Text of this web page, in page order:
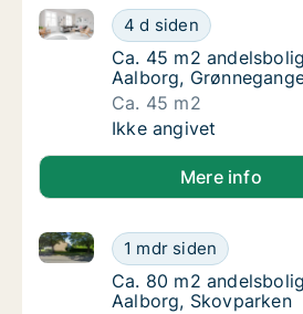
Ca. 45 m2
4 d siden
Ca. 45 m2 andelsbolig til
Ca. 45 m2
Ca. 45 m2
Aalborg,
Ca. 45 m2
Ca. 45 m2
Ikke angivet
Mere info
Ca. 80 m2
1 mdr siden
Ca. 80 m2 andelsbolig til
Ca. 80 m2
Ca. 80 m2
Aalborg, Skovparken